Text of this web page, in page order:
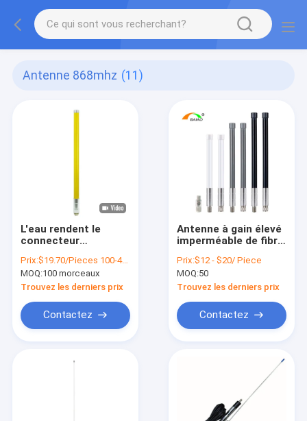
Antenne 868mhz (11)
L'eau rendent le
connecteur
résistant de la fibre
de verre UHK de
l'antenne 868mhz
Prix:$19.70/Pieces 100-499 Pieces
MOQ:100 morceaux
Trouvez les derniers prix
Contactez
Antenne à gain élevé
imperméable de fibre
antenne de carte
PCB de 868
mégahertz
Prix:$12 - $20/ Piece
MOQ:50
Trouvez les derniers prix
Contactez